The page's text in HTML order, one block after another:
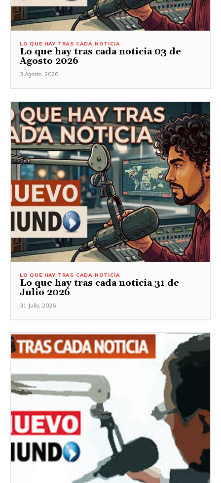
LO QUE HAY TRAS CADA NOTICIA
Lo que hay tras cada noticia 03 de
Agosto 2026
3 Agosto, 2026
LO QUE HAY TRAS CADA NOTICIA
Lo que hay tras cada noticia 31 de
Julio 2026
31 Julio, 2026